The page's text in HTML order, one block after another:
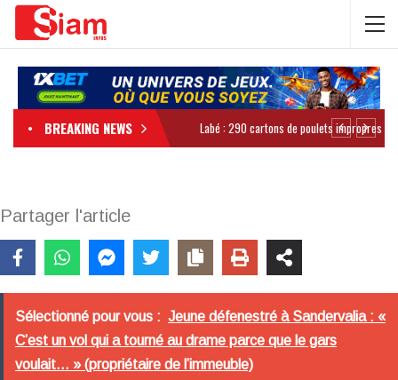
BREAKING NEWS
Partager l'article
Sélectionné pour vous : Jeune défenestré à Sandervalia : «
C’est un vol qui a tourné au drame parce que le gars
voulait… » (propriétaire de l’immeuble)